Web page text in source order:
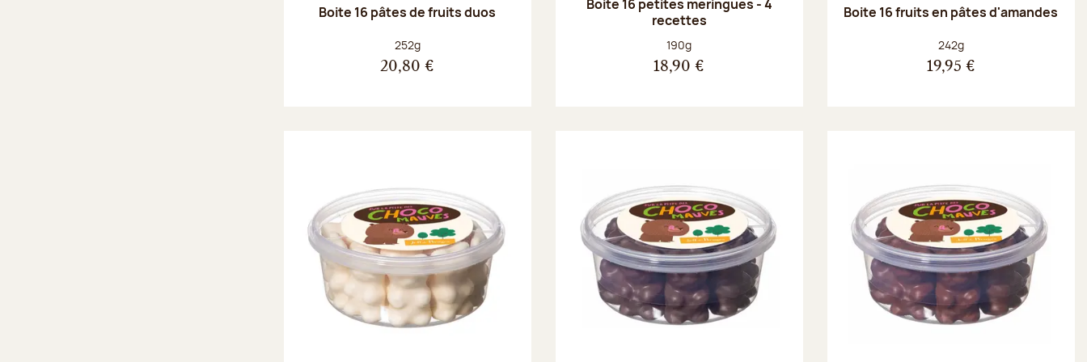
Boite 16 pâtes de fruits duos
Poids net :
252g
20,80 €
Boite 16 petites meringues - 4
recettes
Poids net :
190g
18,90 €
Boite 16 fruits en pâtes d'amandes
Poids net :
242g
19,95 €